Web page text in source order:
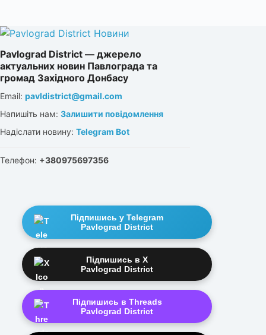
Pavlograd District — джерело
актуальних новин Павлограда та
громад Західного Донбасу
Email: pavldistrict@gmail.com
Напишіть нам: Залишити повідомлення
Надіслати новину: Telegram Bot
Телефон: +380975697356
Підпишись у Telegram
Pavlograd District
Підпишись в X
Pavlograd District
Підпишись в Threads
Pavlograd District